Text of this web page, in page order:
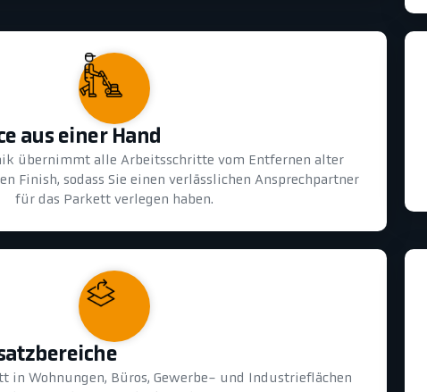
aus einer Hand
übernimmt alle Arbeitsschritte vom Entfernen alter
Finish, sodass Sie einen verlässlichen Ansprechpartner
für das Parkett verlegen haben.
in Wohnungen, Büros, Gewerbe- und Industrieflächen